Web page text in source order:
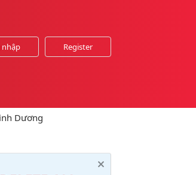
Register
Dương